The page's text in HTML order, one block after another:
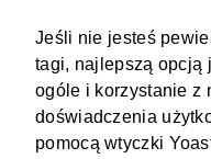
Jeśli nie jesteś
tagi, najlepszą opcją
ogóle i korzystanie z
doświadczenia
pomocą wtyczki